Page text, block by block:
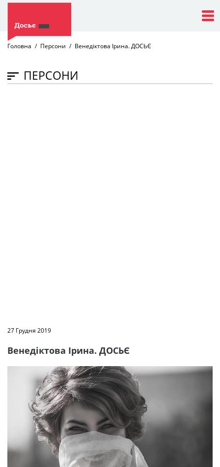
Головна Персони Венедіктова Ірина. ДОСЬЄ
ПЕРСОНИ
27 Грудня 2019
Венедіктова Ірина. ДОСЬЄ